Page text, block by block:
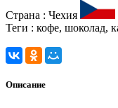
Страна : Чехия
Теги : кофе, шоколад,
Описание